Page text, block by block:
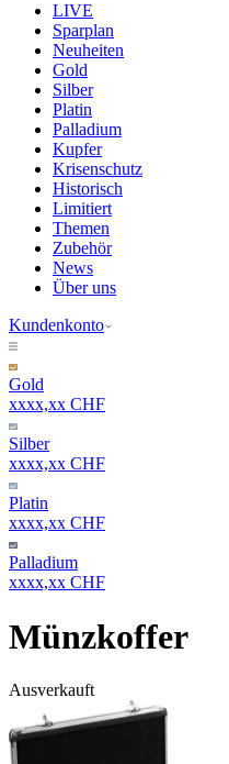
LIVE
Sparplan
Neuheiten
Gold
Silber
Platin
Palladium
Kupfer
Krisenschutz
Historisch
Limitiert
Themen
Zubehör
News
Über uns
Kundenkonto
Gold
xxxx,xx CHF
Silber
xxxx,xx CHF
Platin
xxxx,xx CHF
Palladium
xxxx,xx CHF
Münzkoffer
Ausverkauft